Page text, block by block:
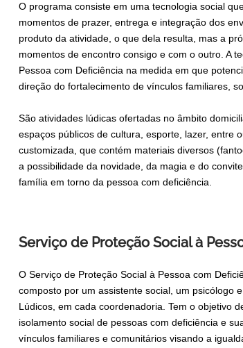
O programa consiste em uma tecnologia social
momentos de prazer, entrega e integração dos
produto da atividade, o que dela resulta, mas a
momentos de encontro consigo e com o outro. A
Pessoa com Deficiência na medida em que
direção do fortalecimento de vínculos familiares,
São atividades lúdicas ofertadas no âmbito
espaços públicos de cultura, esporte, lazer, entre
customizada, que contém materiais diversos
a possibilidade da novidade, da magia e do
família em torno da pessoa com deficiência.
Serviço de Proteção Social à
O Serviço de Proteção Social à Pessoa com
composto por um assistente social, um psicólogo
Lúdicos, em cada coordenadoria. Tem o objetivo
isolamento social de pessoas com deficiência e
vínculos familiares e comunitários visando a